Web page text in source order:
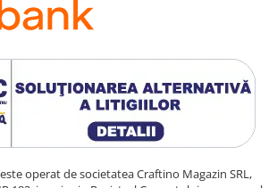
operat de societatea Craftino Magazin SRL,